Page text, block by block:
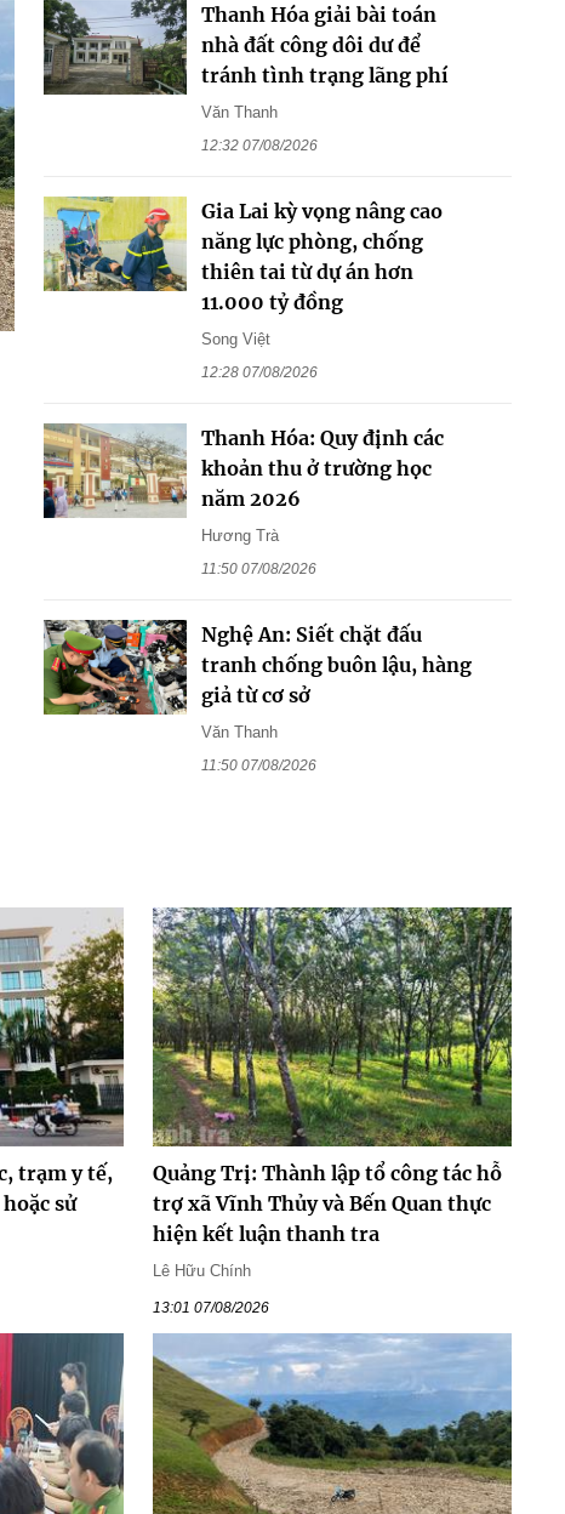
Thanh Hóa giải bài toán
nhà đất công dôi dư để
tránh tình trạng lãng phí
Văn Thanh
12:32 07/08/2026
Gia Lai kỳ vọng nâng cao
năng lực phòng, chống
thiên tai từ dự án hơn
11.000 tỷ đồng
Song Việt
12:28 07/08/2026
Thanh Hóa: Quy định các
khoản thu ở trường học
năm 2026
Hương Trà
11:50 07/08/2026
Nghệ An: Siết chặt đấu
tranh chống buôn lậu, hàng
giả từ cơ sở
Văn Thanh
11:50 07/08/2026
trạm y tế,
sử
Quảng Trị: Thành lập tổ công tác hỗ
trợ xã Vĩnh Thủy và Bến Quan thực
hiện kết luận thanh tra
Lê Hữu Chính
13:01 07/08/2026